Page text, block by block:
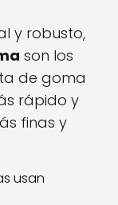
y robusto,
son los
de goma
rápido y
finas y